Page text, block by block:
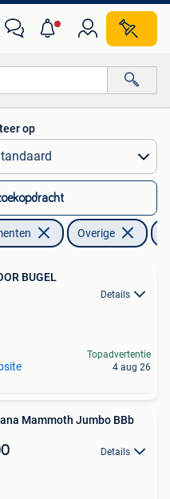
op
Overige
BUGEL
Details
Topadvertentie
4 aug 26
Mammoth Jumbo BBb
Details